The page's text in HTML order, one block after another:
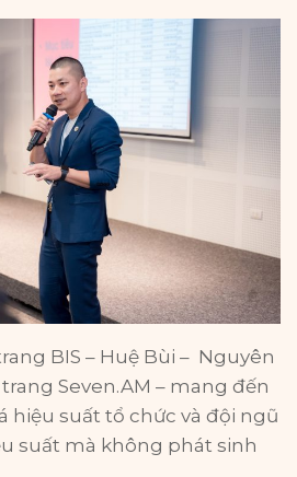
BIS – Huệ Bùi – Nguyên
Seven.AM – mang đến
hiệu suất tổ chức và đội ngũ
suất mà không phát sinh